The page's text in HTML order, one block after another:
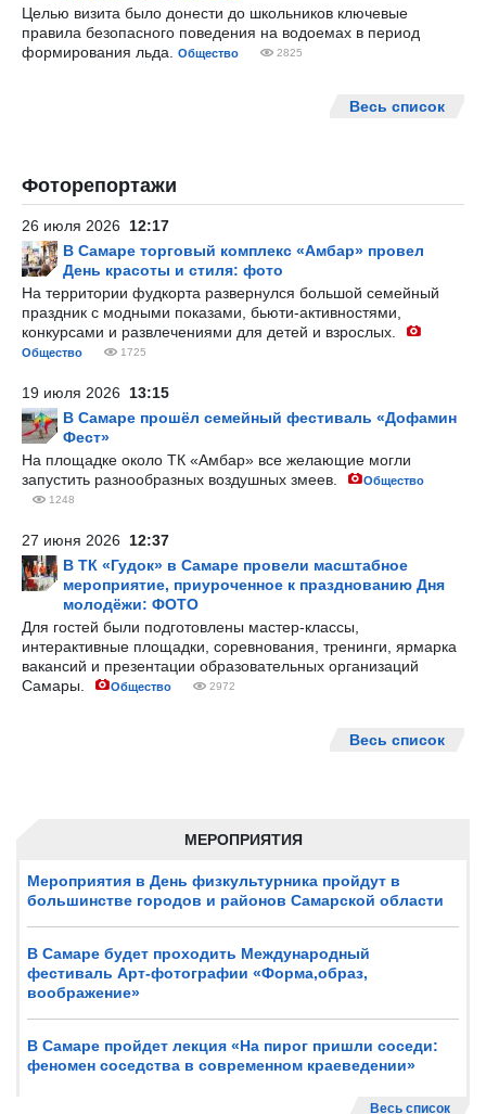
МЕРОПРИЯТИЯ
Мероприятия в День физкультурника пройдут в
большинстве городов и районов Самарской области
В Самаре будет проходить Международный
фестиваль Арт-фотографии «Форма,образ,
воображение»
В Самаре пройдет лекция «На пирог пришли соседи:
феномен соседства в современном краеведении»
Весь список
Целью визита было донести до школьников ключевые
правила безопасного поведения на водоемах в период
формирования льда.
Общество 2825
Весь список
Фоторепортажи
26 июля 2026 12:17
В Самаре торговый комплекс «Амбар» провел
День красоты и стиля: фото
На территории фудкорта развернулся большой семейный
праздник с модными показами, бьюти-активностями,
конкурсами и развлечениями для детей и взрослых.
Общество 1725
19 июля 2026 13:15
В Самаре прошёл семейный фестиваль «Дофамин
Фест»
На площадке около ТК «Амбар» все желающие могли
запустить разнообразных воздушных змеев.
Общество
1248
27 июня 2026 12:37
В ТК «Гудок» в Самаре провели масштабное
мероприятие, приуроченное к празднованию Дня
молодёжи: ФОТО
Для гостей были подготовлены мастер-классы,
интерактивные площадки, соревнования, тренинги, ярмарка
вакансий и презентации образовательных организаций
Самары.
Общество 2972
Весь список